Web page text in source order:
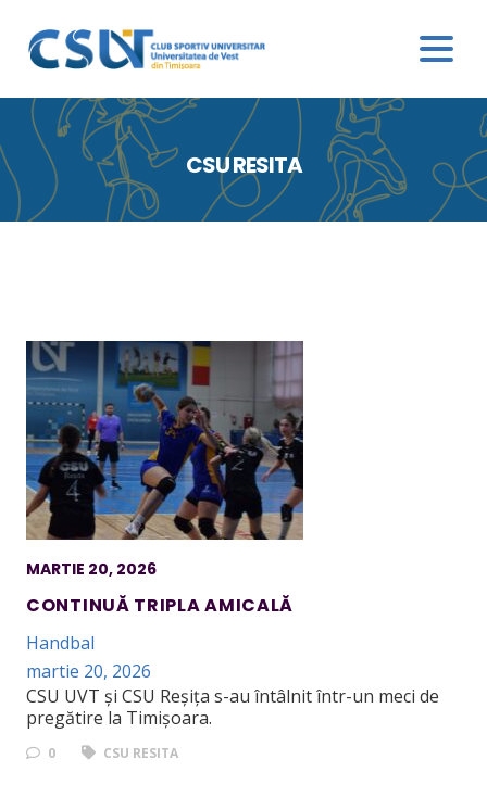
CSU RESITA
MARTIE 20, 2026
CONTINUĂ TRIPLA AMICALĂ
Handbal
martie 20, 2026
CSU UVT și CSU Reșița s-au întâlnit într-un meci de
pregătire la Timișoara.
0 CSU RESITA